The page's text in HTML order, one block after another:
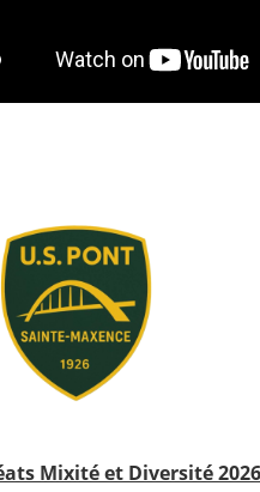
Mixité et Diversité